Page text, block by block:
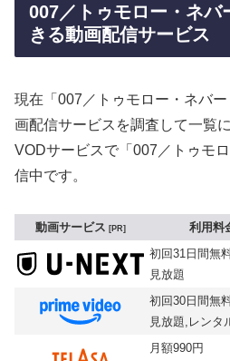
007／トゥモロー・ネバ
きる動画配信サービス
現在「007／トゥモロー・ネバ
画配信サービスを調査して一覧
VODサービスで「007／トゥモ
信中です。
動画サービス PR 利用料
初回31日間無
見放題
初回30日間無
見放題,レンタ
月額990円